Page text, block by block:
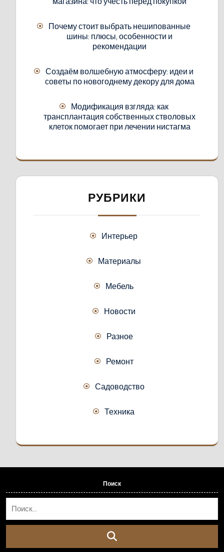
Почему стоит выбрать нешипованные
шины: плюсы, особенности и
рекомендации
Создаём волшебную атмосферу: идеи и
советы по новогоднему декору для дома
Модификация взгляда: как
трансплантация собственных стволовых
клеток помогает при лечении нистагма
РУБРИКИ
Интерьер
Материалы
Мебель
Новости
Разное
Ремонт
Садоводство
Техника
Поиск